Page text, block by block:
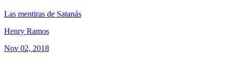
Las mentiras de Satanás
Henry Ramos
Nov 02, 2018